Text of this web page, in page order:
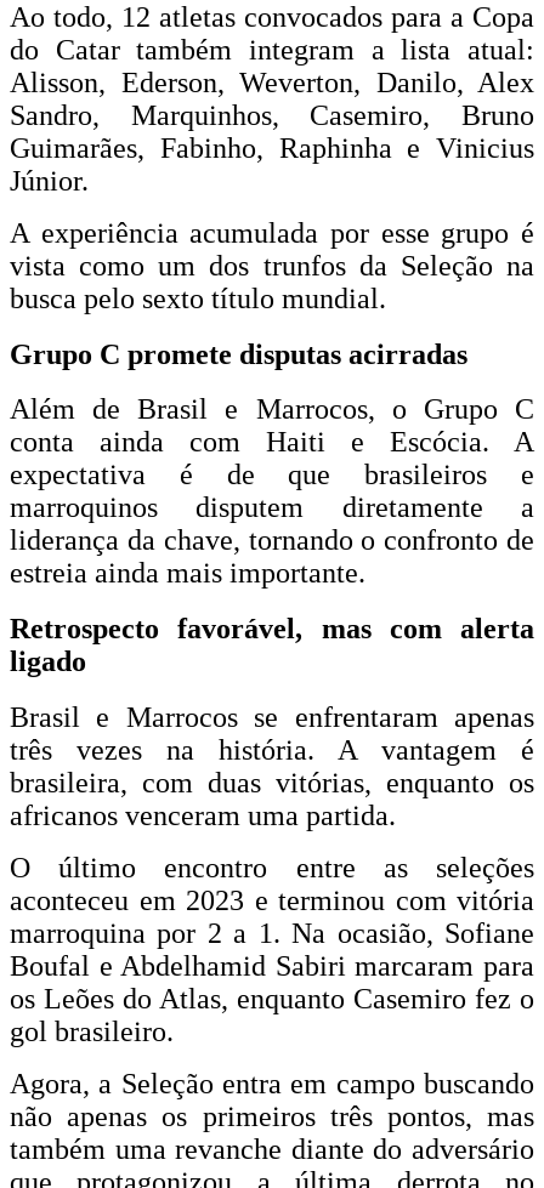
Ao todo, 12 atletas convocados para a Copa
do Catar também integram a lista atual:
Alisson, Ederson, Weverton, Danilo, Alex
Sandro, Marquinhos, Casemiro, Bruno
Guimarães, Fabinho, Raphinha e Vinicius
Júnior.
A experiência acumulada por esse grupo é
vista como um dos trunfos da Seleção na
busca pelo sexto título mundial.
Grupo C promete disputas acirradas
Além de Brasil e Marrocos, o Grupo C
conta ainda com Haiti e Escócia. A
expectativa é de que brasileiros e
marroquinos disputem diretamente a
liderança da chave, tornando o confronto de
estreia ainda mais importante.
Retrospecto favorável, mas com alerta
ligado
Brasil e Marrocos se enfrentaram apenas
três vezes na história. A vantagem é
brasileira, com duas vitórias, enquanto os
africanos venceram uma partida.
O último encontro entre as seleções
aconteceu em 2023 e terminou com vitória
marroquina por 2 a 1. Na ocasião, Sofiane
Boufal e Abdelhamid Sabiri marcaram para
os Leões do Atlas, enquanto Casemiro fez o
gol brasileiro.
Agora, a Seleção entra em campo buscando
não apenas os primeiros três pontos, mas
também uma revanche diante do adversário